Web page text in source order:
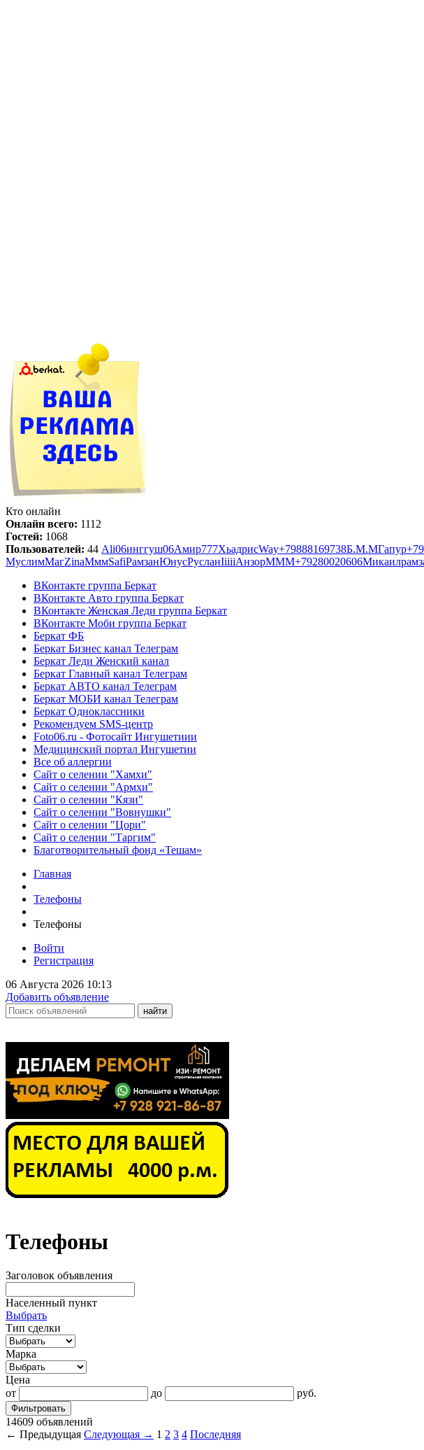
Кто онлайн
Онлайн всего: 1112
Гостей: 1068
Пользователей: 44 Ali06инггуш06Амир777ХьадрисWay+79888169738Б.М.МГапур
МуслимМагZinaМммSafiРамзанЮнусРусланIiiiiАнзорMMM+79280020606Микаил
ВКонтакте группа Беркат
ВКонтакте Авто группа Беркат
ВКонтакте Женская Леди группа Беркат
ВКонтакте Моби группа Беркат
Беркат ФБ
Беркат Бизнес канал Телеграм
Беркат Леди Женский канал
Беркат Главный канал Телеграм
Беркат АВТО канал Телеграм
Беркат МОБИ канал Телеграм
Беркат Одноклассники
Рекомендуем SMS-центр
Foto06.ru - Фотосайт Ингушетиии
Медицинский портал Ингушетии
Все об аллергии
Сайт о селении "Хамхи"
Сайт о селении "Армхи"
Сайт о селении "Кязи"
Сайт о селении "Вовнушки"
Сайт о селении "Цори"
Сайт о селении "Таргим"
Благотворительный фонд «Тешам»
Главная
Телефоны
Телефоны
Войти
Регистрация
06 Августа 2026 10:13
Добавить объявление
Телефоны
Заголовок объявления
Населенный пункт
Выбрать
Тип сделки
Марка
Цена
от
до руб.
Фильтровать
14609 объявлений
← Предыдущая Следующая → 1 2 3 4 Последняя